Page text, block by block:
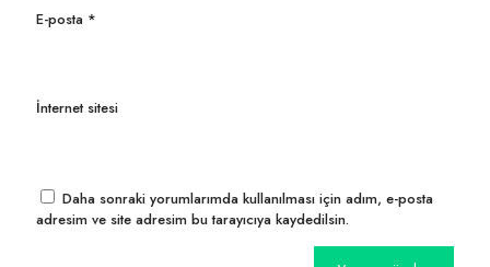
E-posta *
İnternet sitesi
Daha sonraki yorumlarımda kullanılması için adım, e-posta
adresim ve site adresim bu tarayıcıya kaydedilsin.